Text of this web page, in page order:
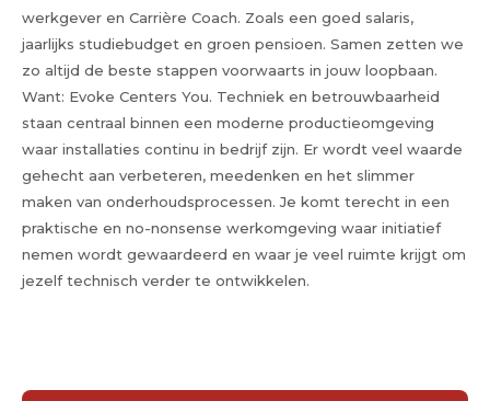
werkgever en Carrière Coach. Zoals een goed salaris,
jaarlijks studiebudget en groen pensioen. Samen zetten we
zo altijd de beste stappen voorwaarts in jouw loopbaan.
Want: Evoke Centers You. Techniek en betrouwbaarheid
staan centraal binnen een moderne productieomgeving
waar installaties continu in bedrijf zijn. Er wordt veel waarde
gehecht aan verbeteren, meedenken en het slimmer
maken van onderhoudsprocessen. Je komt terecht in een
praktische en no-nonsense werkomgeving waar initiatief
nemen wordt gewaardeerd en waar je veel ruimte krijgt om
jezelf technisch verder te ontwikkelen.